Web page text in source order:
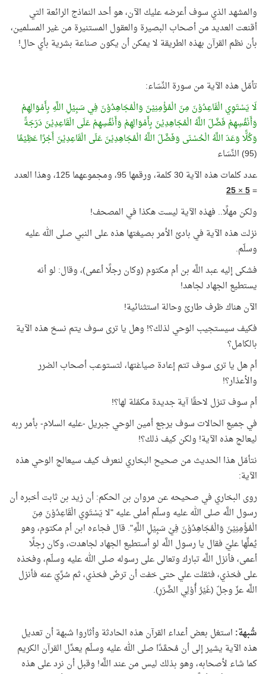
والمشهد الذي سوف أعرضه عليك الآن، هو أحد النماذج الرائعة التي
أقنعت العديد من أصحاب البصيرة والعقول المستنيرة من غير المسلمين،
بأن نظم القرآن بهذه الطريقة لا يمكن أن يكون صناعة بشرية بأي حال!
تأمّل هذه الآية من سورة النِّسَاء:
لَا يَسْتَوِي الْقَاعِدُوْنَ مِنَ الْمُؤْمِنِيْنَ وَالْمُجَاهِدُوْنَ فِي سَبِيْلِ اللَّهِ بِأَمْوَالِهِمْ
وَأَنْفُسِهِمْ فَضَّلَ اللَّهُ الْمُجَاهِدِيْنَ بِأَمْوَالِهِمْ وَأَنْفُسِهِمْ عَلَى الْقَاعِدِيْنَ دَرَجَةً
وَكُلًّا وَعَدَ اللَّهُ الْحُسْنَى وَفَضَّلَ اللَّهُ الْمُجَاهِدِيْنَ عَلَى الْقَاعِدِيْنَ أَجْرًا عَظِيْمًا
(95) النِّسَاء
عدد كلمات هذه الآية 30 كلمة، ورقمها 95، ومجموعهما 125، وهذا العدد
=
5
×
25
ولكن مهلًا.. فهذه الآية ليست هكذا في المصحف!
نزلت هذه الآية في بادئ الأمر بصيغتها هذه على النبي صلى الله عليه
وسلّم.
فشكى إليه عبد اللَّه بن أم مكتوم (وكان رجلًا أعمى)، وقال: لو أنه
يستطيع الجهاد لجاهد!
الآن هناك ظرف طارئ وحالة استثنائية!
فكيف سيستجيب الوحي لذلك؟! وهل يا ترى سوف يتم نسخ هذه الآية
بالكامل؟
أم هل يا ترى سوف تتم إعادة صياغتها، لتستوعب أصحاب الضرر
والأعذار؟!
أم سوف تنزل لاحقًا آية جديدة مكمّلة لها؟!
في جميع الحالات سوف يرجع أمين الوحي جبريل -عليه السلام- بأمر ربه
ليعالج هذه الآية! ولكن كيف ذلك؟!
نتأمّل هذا الحديث من صحيح البخاري لنعرف كيف سيعالج الوحي هذه
الآية:
روى البخاري في صحيحه عن مروان بن الحكم: أن زيد بن ثابت أخبره أن
رسول اللَّه صلى الله عليه وسلّم أملى عليه "لا يَسْتَوِي الْقَاعِدُوْنَ مِنَ
الْمُؤْمِنِيْنَ وَالْمُجَاهِدُوْنَ فِيْ سَبِيْلِ اللَّهِ". قال فجاءه ابن أم مكتوم، وهو
يُملِّها عليّ فقال يا رسول اللَّه لو أستطيع الجهاد لجاهدت، وكان رجلًا
أعمى، فأنزل اللَّه تبارك وتعالى على رسوله صلى الله عليه وسلّم، وفخذه
على فخذي، فثقلت علي حتى خفت أن ترضّ فخذي، ثم سُرِّيَ عنه فأنزل
اللَّه عزّ وجلّ (غَيْرُ أُوْلِي الضَّرَرِ).
شُبهة: استغل بعض أعداء القرآن هذه الحادثة وأثاروا شبهة أن تعديل
هذه الآية يشير إلى أن مُحمَّدًا صلى الله عليه وسلّم يعدِّل القرآن الكريم
كما شاء لأصحابه، وهو بذلك ليس من عند اللَّه! وقبل أن نرد على هذه